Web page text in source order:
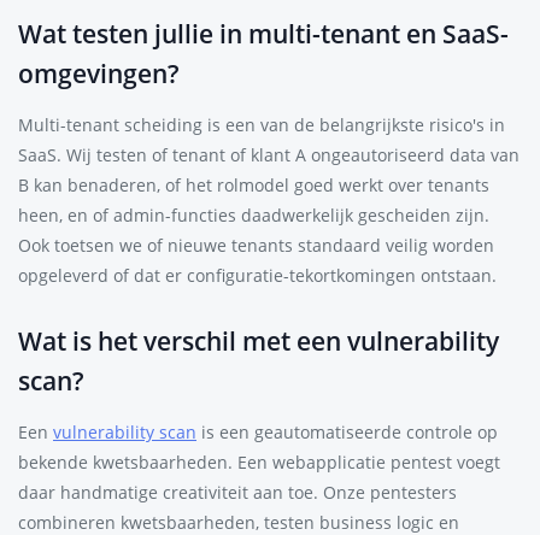
Wat testen jullie in multi-tenant en SaaS-
omgevingen?
Multi-tenant scheiding is een van de belangrijkste risico's in
SaaS. Wij testen of tenant of klant A ongeautoriseerd data van
B kan benaderen, of het rolmodel goed werkt over tenants
heen, en of admin-functies daadwerkelijk gescheiden zijn.
Ook toetsen we of nieuwe tenants standaard veilig worden
opgeleverd of dat er configuratie-tekortkomingen ontstaan.
Wat is het verschil met een vulnerability
scan?
Een vulnerability scan is een geautomatiseerde controle op
bekende kwetsbaarheden. Een webapplicatie pentest voegt
daar handmatige creativiteit aan toe. Onze pentesters
combineren kwetsbaarheden, testen business logic en